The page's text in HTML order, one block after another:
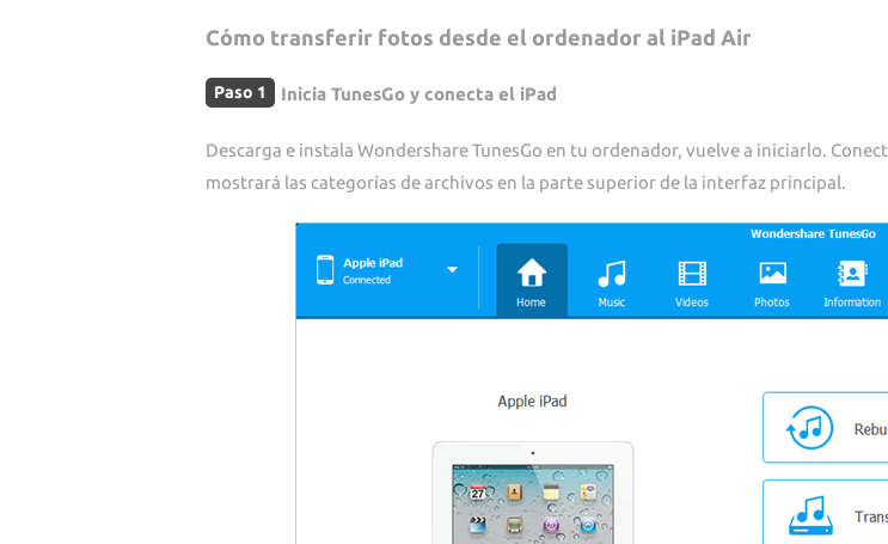
Cómo transferir fotos desde el ordenador al iPad Air
Paso 1 Inicia TunesGo y conecta el iPad
Descarga e instala Wondershare TunesGo en tu ordenador, vuelve a iniciarlo.
mostrará las categorías de archivos en la parte superior de la interfaz principal.